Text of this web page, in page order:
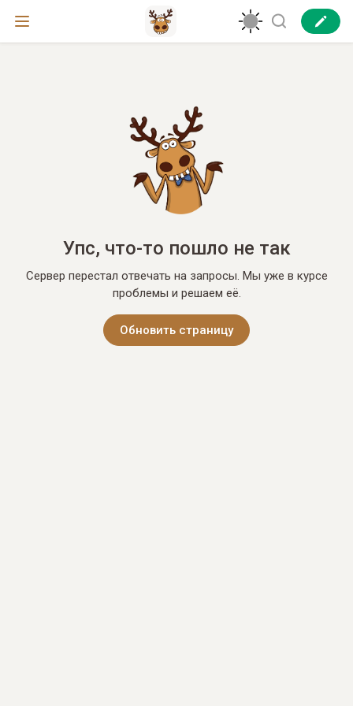
Упс, что-то пошло не так
Сервер перестал отвечать на запросы. Мы уже в курсе
проблемы и решаем её.
Обновить страницу